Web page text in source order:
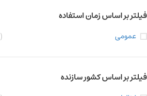
فیلتر بر اساس زمان استفاده
عمومی (1)
فیلتر بر اساس کشور سازنده